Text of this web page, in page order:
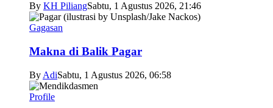
By KH PiliangSabtu, 1 Agustus 2026, 21:46
Gagasan
Makna di Balik Pagar
By AdiSabtu, 1 Agustus 2026, 06:58
Profile